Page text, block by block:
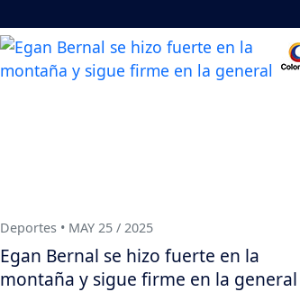
Deportes • MAY 25 / 2025
Egan Bernal se hizo fuerte en la
montaña y sigue firme en la general